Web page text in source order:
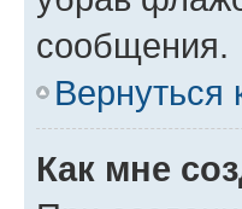
сообщения.
Вернуться
Как мне